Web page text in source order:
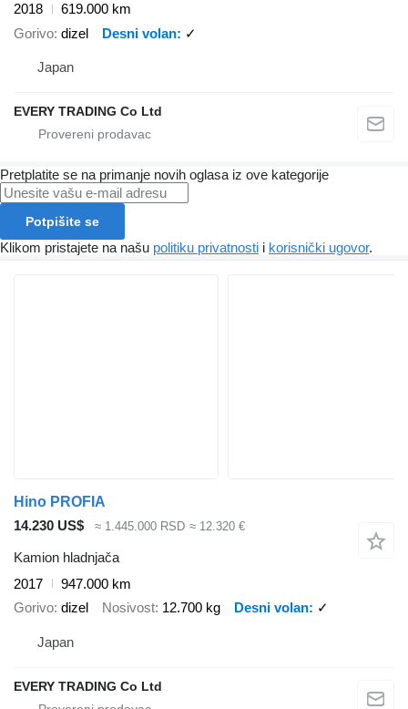
2018
619.000 km
Gorivo dizel Desni volan ✓
Japan
EVERY TRADING Co Ltd
Pretplatite se na primanje novih oglasa iz ove kategorije
Potpišite se
Klikom pristajete na našu politiku privatnosti i korisnički ugovor.
Hino PROFIA
14.230 US$
≈ 1.445.000 RSD ≈ 12.320 €
Kamion hladnjača
2017
947.000 km
Gorivo dizel Nosivost 12.700 kg Desni volan ✓
Japan
EVERY TRADING Co Ltd